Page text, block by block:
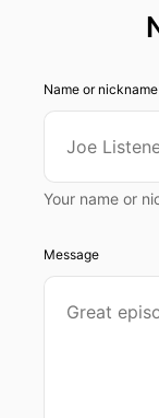
Name or nickname
Your name or
Message